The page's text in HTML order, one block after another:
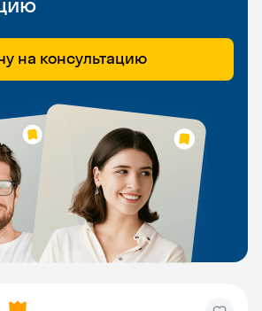
на консультацию